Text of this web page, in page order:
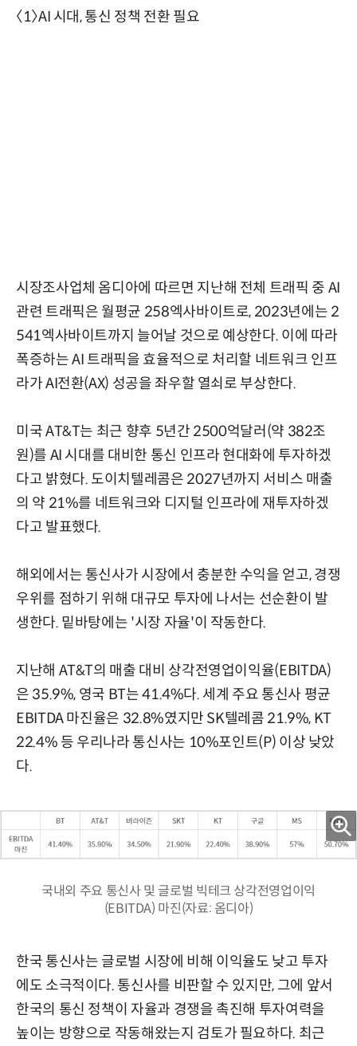
〈1〉AI 시대, 통신 정책 전환 필요
시장조사업체 옴디아에 따르면 지난해 전체 트래픽 중 AI
관련 트래픽은 월평균 258엑사바이트로, 2023년에는 2
541엑사바이트까지 늘어날 것으로 예상한다. 이에 따라
폭증하는 AI 트래픽을 효율적으로 처리할 네트워크 인프
라가 AI전환(AX) 성공을 좌우할 열쇠로 부상한다.
미국 AT&T는 최근 향후 5년간 2500억달러(약 382조
원)를 AI 시대를 대비한 통신 인프라 현대화에 투자하겠
다고 밝혔다. 도이치텔레콤은 2027년까지 서비스 매출
의 약 21%를 네트워크와 디지털 인프라에 재투자하겠
다고 발표했다.
해외에서는 통신사가 시장에서 충분한 수익을 얻고, 경쟁
우위를 점하기 위해 대규모 투자에 나서는 선순환이 발
생한다. 밑바탕에는 '시장 자율'이 작동한다.
지난해 AT&T의 매출 대비 상각전영업이익율(EBITDA)
은 35.9%, 영국 BT는 41.4%다. 세계 주요 통신사 평균
EBITDA 마진율은 32.8%였지만 SK텔레콤 21.9%, KT
22.4% 등 우리나라 통신사는 10%포인트(P) 이상 낮았
다.
국내외 주요 통신사 및 글로벌 빅테크 상각전영업이익
(EBITDA) 마진(자료: 옴디아)
한국 통신사는 글로벌 시장에 비해 이익율도 낮고 투자
에도 소극적이다. 통신사를 비판할 수 있지만, 그에 앞서
한국의 통신 정책이 자율과 경쟁을 촉진해 투자여력을
높이는 방향으로 작동해왔는지 검토가 필요하다. 최근